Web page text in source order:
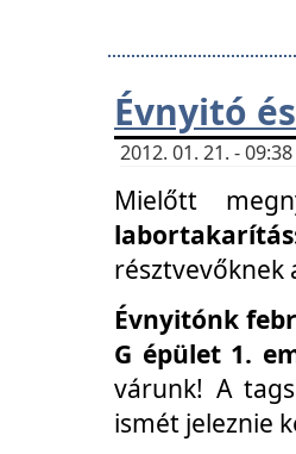
Évnyitó
2012. 01. 21. -
Mielőtt
labortakarítás
résztvevőknek
Évnyitónk
G épület 1.
várunk! A
ismét jeleznie